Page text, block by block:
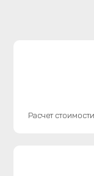
Расчет